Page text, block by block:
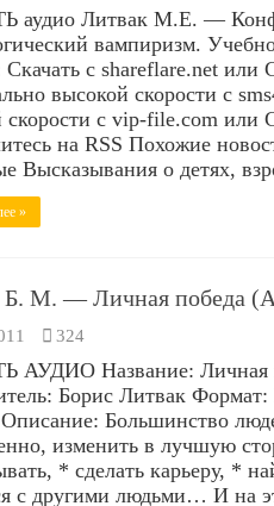
аудио Литвак М.E. —
вампиризм.
с shareflare.net или
высокой скорости с
скорости с vip-file.com или
на RSS Похожие
Высказывания о детях,
»
Б. М. — Личная победа
324
АУДИО Название: Личная
Борис Литвак Формат:
Большинство
изменить в лучшую
* сделать карьеру, *
с другими людьми… И на